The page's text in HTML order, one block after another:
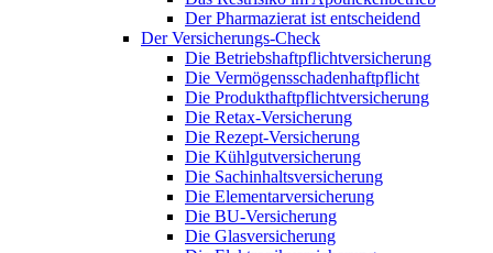
Der Pharmazierat ist entscheidend
Der Versicherungs-Check
Die Betriebshaftpflichtversicherung
Die Vermögensschadenhaftpflicht
Die Produkthaftpflichtversicherung
Die Retax-Versicherung
Die Rezept-Versicherung
Die Kühlgutversicherung
Die Sachinhaltsversicherung
Die Elementarversicherung
Die BU-Versicherung
Die Glasversicherung